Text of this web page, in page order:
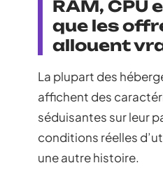
RAM, CPU
que les
allouent
La plupart des
affichent des
séduisantes sur leur
conditions réelles
une autre histoire.